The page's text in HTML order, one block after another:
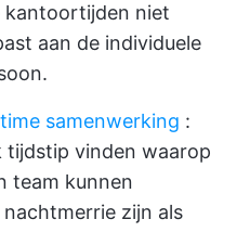
niet
aan de individuele
samenwerking :
tijdstip vinden waarop
team kunnen
zijn als